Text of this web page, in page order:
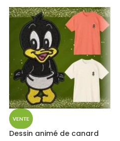
VENTE
Dessin animé de canard